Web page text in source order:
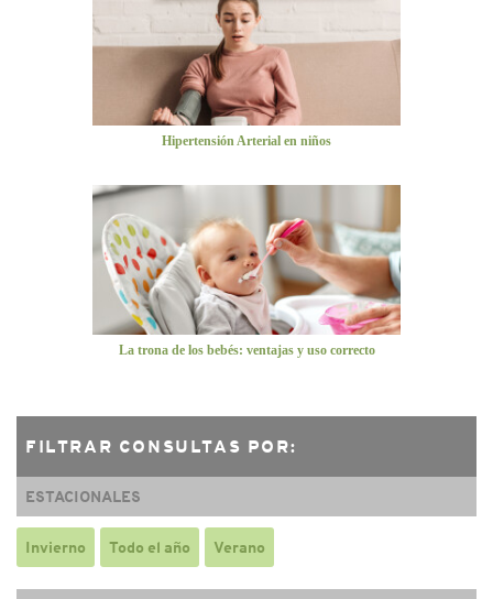
Hipertensión Arterial en niños
La trona de los bebés: ventajas y uso correcto
FILTRAR CONSULTAS POR:
ESTACIONALES
Invierno Todo el año Verano